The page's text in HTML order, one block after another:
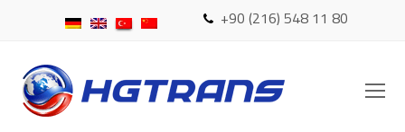
+90 (216) 548 11 80